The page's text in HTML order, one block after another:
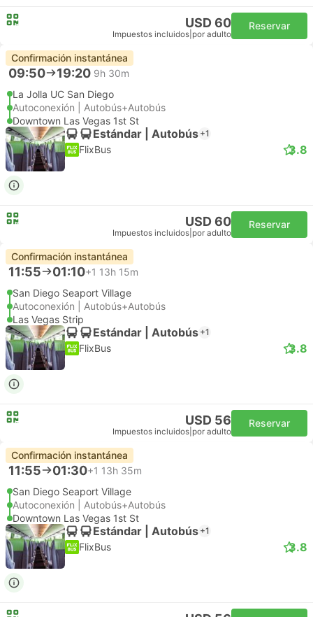
USD 60
Impuestos incluidos por adulto
Reservar
Confirmación instantánea
09:50 19:20 9h 30m
La Jolla UC San Diego
Autoconexión | Autobús+Autobús
Downtown Las Vegas 1st St
Estándar | Autobús +1
FlixBus 3.8
USD 60
Impuestos incluidos por adulto
Reservar
Confirmación instantánea
11:55 01:10+1 13h 15m
San Diego Seaport Village
Autoconexión | Autobús+Autobús
Las Vegas Strip
Estándar | Autobús +1
FlixBus 3.8
USD 56
Impuestos incluidos por adulto
Reservar
Confirmación instantánea
11:55 01:30+1 13h 35m
San Diego Seaport Village
Autoconexión | Autobús+Autobús
Downtown Las Vegas 1st St
Estándar | Autobús +1
FlixBus 3.8